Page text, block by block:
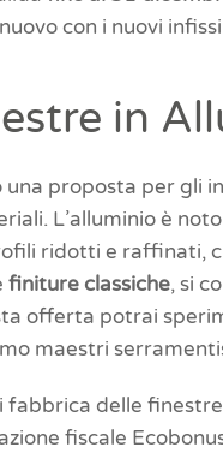
con i nuovi
in
proposta per gli
L’alluminio è
ridotti e raffinati,
finiture classiche, si
offerta potrai
maestri
fabbrica delle finestre
fiscale